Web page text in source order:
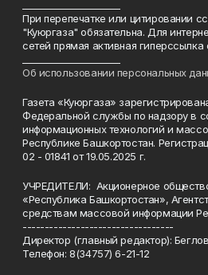
При перепечатке или цитировании
"Куюргаза" обязательна. Для
сетей прямая активная гиперссылка
Об использовании персональных
Газета «Куюргаза»
Федеральной службы по надзору в
информационных технологий и
Республике Башкортостан.
02 - 01841 от 19.05.2025 г.
УЧРЕДИТЕЛИ: Акционерное
«Республика Башкортостан»,
средствам массовой информации
----------------------------------
Директор (главный редактор):
Телефон: 8(34757) 6-21-12